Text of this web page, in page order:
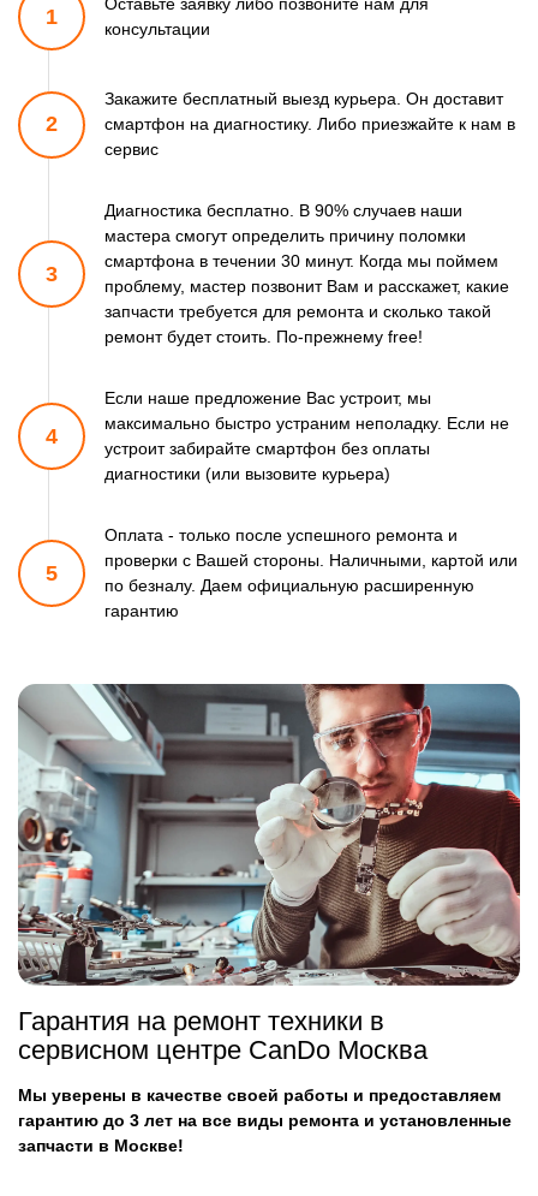
Ремонт микросхемы NFC
1100 р
Ремонт микросхемы
управления
1100 р
Замена камеры
550 р
Заказать
1
Оставьте заявку либо позвоните нам для
консультации
2
Закажите бесплатный выезд курьера. Он доставит
смартфон на диагностику. Либо приезжайте к нам в
сервис
3
Диагностика бесплатно. В 90% случаев наши
мастера смогутопределить причину поломки
смартфона в течении 30 минут. Когда мы поймем
проблему, мастер позвонит Вам и расскажет, какие
запчасти требуется для ремонта и сколько такой
ремонтбудет стоить. По-прежнему free!
4
Если наше предложение Вас устроит, мы
максимально быстро устраним неполадку. Если не
устроит забирайте смартфон без оплаты
диагностики (или вызовите курьера)
5
Оплата - только после успешного ремонта и
проверки с Вашей стороны. Наличными, картой или
по безналу. Даем официальную расширенную
гарантию
Гарантия на ремонт техники в
сервисном центре CanDo Москва
Мы уверены в качестве своей работы и предоставляем
гарантию до 3 лет на все виды ремонта и установленные
запчасти в Москве!